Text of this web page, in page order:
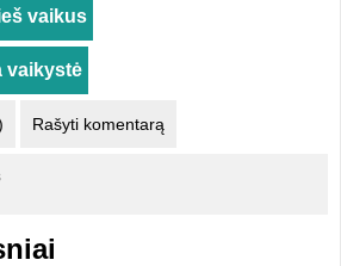
vaikus
vaikystė
Rašyti komentarą